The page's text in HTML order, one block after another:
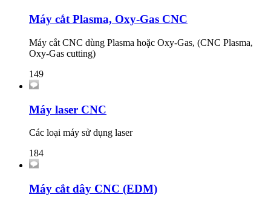
Máy cắt Plasma, Oxy-Gas CNC
Máy cắt CNC dùng Plasma hoặc Oxy-Gas, (CNC Plasma,
Oxy-Gas cutting)
149
Máy laser CNC
Các loại máy sử dụng laser
184
Máy cắt dây CNC (EDM)